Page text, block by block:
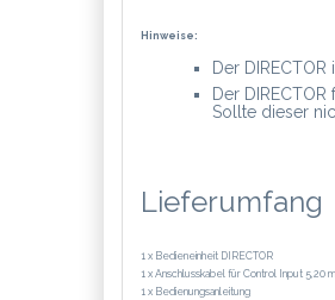
Hinweise:
Der
Der
Sollte dieser
Lieferumfang
1 x Bedieneinheit DIRECTOR
1 x Anschlusskabel für Control Input 5,20 m
1 x Bedienungsanleitung